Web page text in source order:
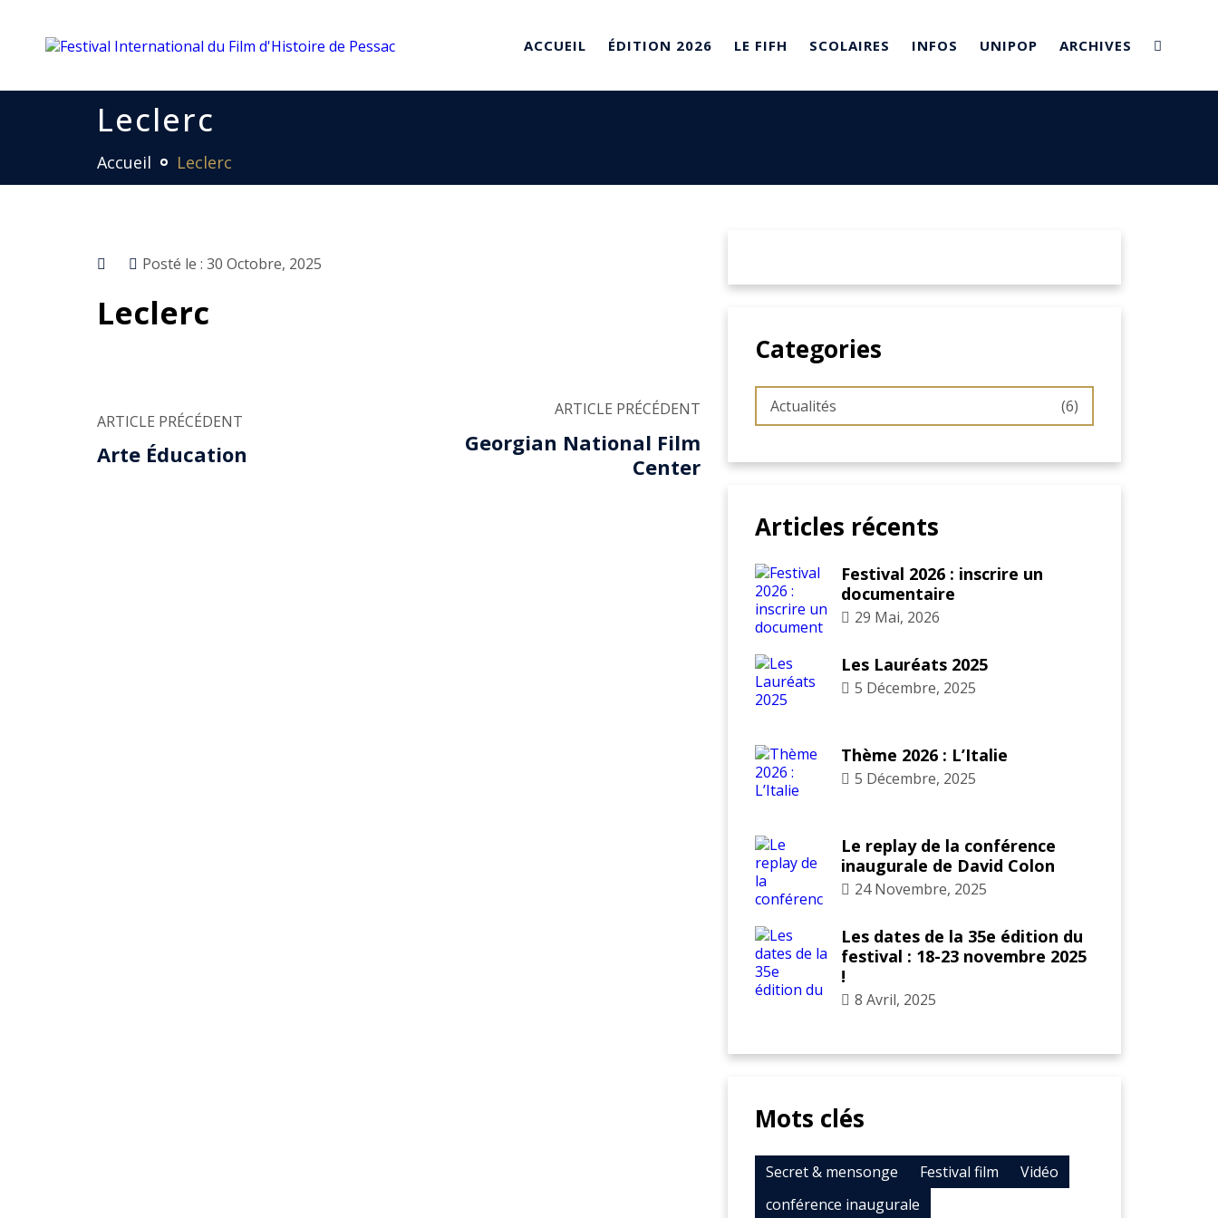
ACCUEIL ÉDITION 2026 LE FIFH SCOLAIRES INFOS UNIPOP ARCHIVES
Leclerc
Accueil Leclerc
Posté le : 30 Octobre, 2025
Leclerc
ARTICLE PRÉCÉDENT
Arte Éducation
ARTICLE PRÉCÉDENT
Georgian National Film
Center
Categories
Actualités (6)
Articles récents
Festival 2026 : inscrire un
documentaire
29 Mai, 2026
Les Lauréats 2025
5 Décembre, 2025
Thème 2026 : L’Italie
5 Décembre, 2025
Le replay de la conférence
inaugurale de David Colon
24 Novembre, 2025
Les dates de la 35e édition du
festival : 18-23 novembre 2025
!
8 Avril, 2025
Mots clés
Secret & mensonge Festival film
Vidéo
conférence inaugurale